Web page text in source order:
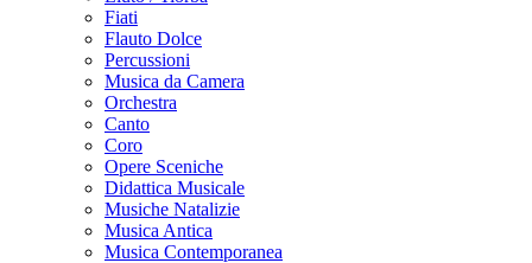
Fiati
Flauto Dolce
Percussioni
Musica da Camera
Orchestra
Canto
Coro
Opere Sceniche
Didattica Musicale
Musiche Natalizie
Musica Antica
Musica Contemporanea